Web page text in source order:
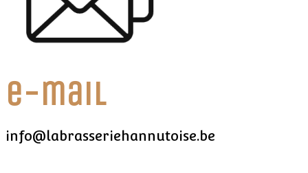
e-mail
info@labrasseriehannutoise.be